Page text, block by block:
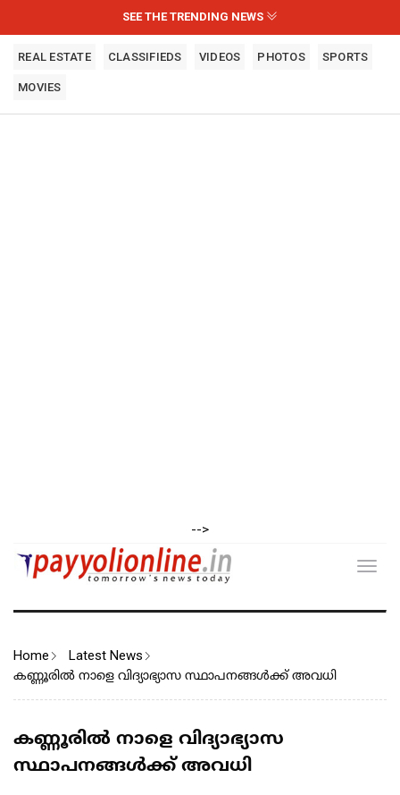
SEE THE TRENDING NEWS
REAL ESTATE CLASSIFIEDS VIDEOS PHOTOS SPORTS
MOVIES
-->
Home Latest News
കണ്ണൂരിൽ നാളെ വിദ്യാഭ്യാസ സ്ഥാപനങ്ങള്‍ക്ക് അവധി
കണ്ണൂരിൽ നാളെ വിദ്യാഭ്യാസ
സ്ഥാപനങ്ങള്‍ക്ക് അവധി